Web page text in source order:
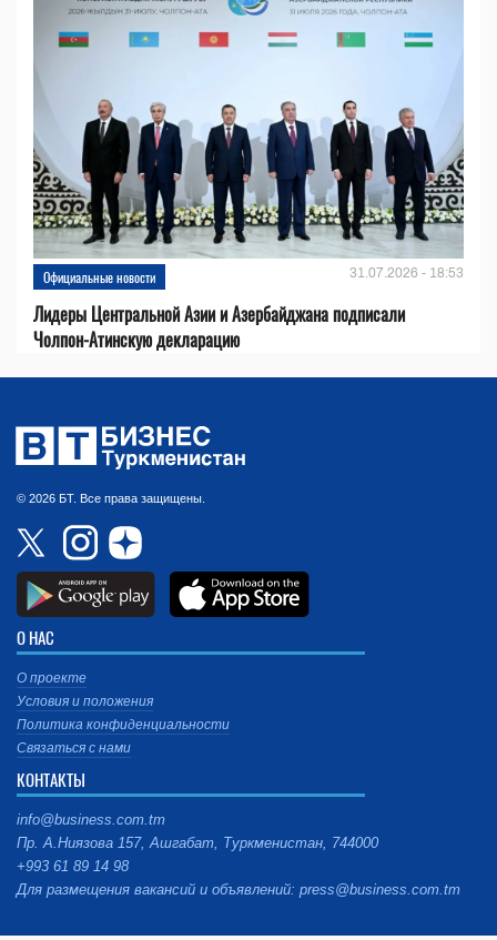
Официальные новости 31.07.2026 - 18:53
Лидеры Центральной Азии и Азербайджана подписали
Чолпон-Атинскую декларацию
© 2026 БТ. Все права защищены.
О НАС
О проекте
Условия и положения
Политика конфиденциальности
Связаться с нами
КОНТАКТЫ
info@business.com.tm
Пр. А.Ниязова 157, Ашгабат, Туркменистан, 744000
+993 61 89 14 98
Для размещения вакансий и объявлений: press@business.com.tm